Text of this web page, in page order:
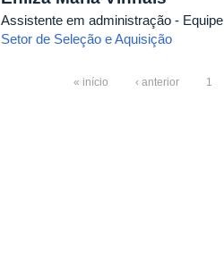
Assistente em administração - Equipe
Setor de Seleção e Aquisição
« início ‹ anterior 1